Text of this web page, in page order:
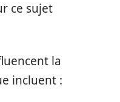
ce sujet
la
incluent :